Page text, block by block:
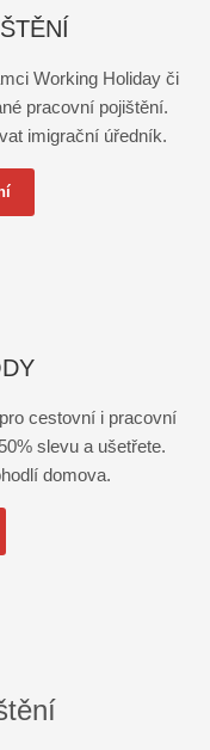
Working Holiday či
pracovní pojištění.
imigrační úředník.
cestovní i pracovní
slevu a ušetřete.
domova.